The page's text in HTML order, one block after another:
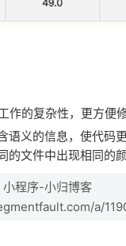
作的复杂性，更方便
语义的信息，使代
的文件中出现相同的
程序-小归博客
a/